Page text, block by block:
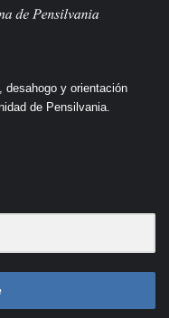
desahogo y orientación
de Pensilvania.